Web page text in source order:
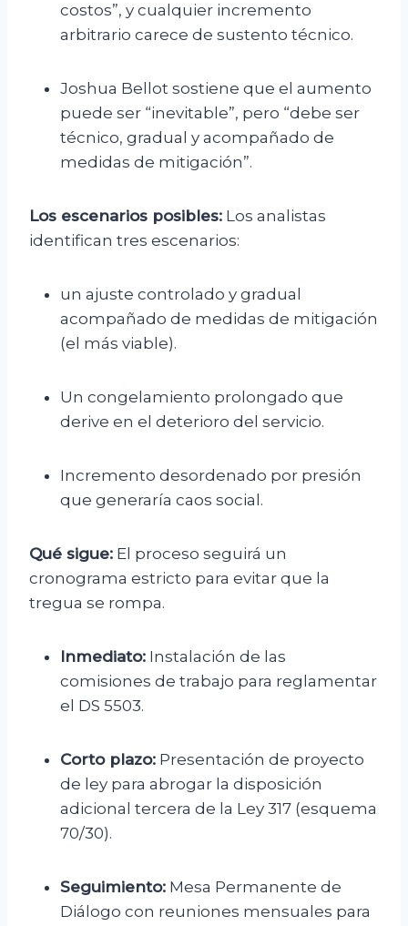
costos”, y cualquier incremento
arbitrario carece de sustento técnico.
Joshua Bellot sostiene que el aumento
puede ser “inevitable”, pero “debe ser
técnico, gradual y acompañado de
medidas de mitigación”.
Los escenarios posibles: Los analistas
identifican tres escenarios:
un ajuste controlado y gradual
acompañado de medidas de mitigación
(el más viable).
Un congelamiento prolongado que
derive en el deterioro del servicio.
Incremento desordenado por presión
que generaría caos social.
Qué sigue: El proceso seguirá un
cronograma estricto para evitar que la
tregua se rompa.
Inmediato: Instalación de las
comisiones de trabajo para reglamentar
el DS 5503.
Corto plazo: Presentación de proyecto
de ley para abrogar la disposición
adicional tercera de la Ley 317 (esquema
70/30).
Seguimiento: Mesa Permanente de
Diálogo con reuniones mensuales para